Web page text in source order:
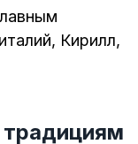
Кирилл,